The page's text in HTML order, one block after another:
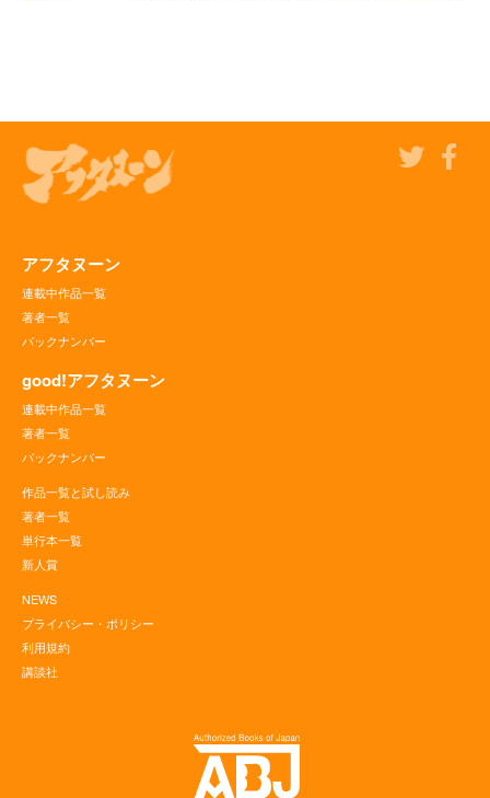
アフタヌーン
連載中作品一覧
著者一覧
バックナンバー
good!アフタヌーン
連載中作品一覧
著者一覧
バックナンバー
作品一覧と試し読み
著者一覧
単行本一覧
新人賞
NEWS
プライバシー・ポリシー
利用規約
講談社